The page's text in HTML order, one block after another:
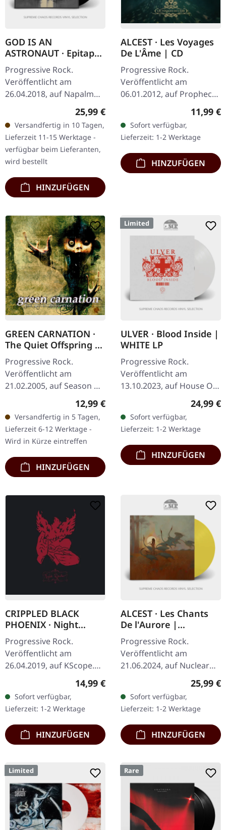
GOD IS AN
ASTRONAUT · Epitaph
| BLACK LP
Progressive Rock.
Veröffentlicht am
26.04.2018, auf Napalm
Records. Schwarzes Vinyl
im Gatefold-Cover. 180g-
Vinyl. God Is An Astronaut
überraschen…
Regulärer Preis:
25,99 €
Versandfertig in 10 Tagen,
Lieferzeit 11-15 Werktage -
verfügbar beim Lieferanten,
wird bestellt
HINZUFÜGEN
ALCEST · Les Voyages
De L'Âme | CD
Progressive Rock.
Veröffentlicht am
06.01.2012, auf Prophecy
Productions. CD im
Jewelcase. Das Album "Les
Voyages De L'âme" von
Alcest ist eine…
11,99 €
Sofort verfügbar,
Lieferzeit: 1-2 Werktage
HINZUFÜGEN
GREEN CARNATION ·
The Quiet Offspring |
CD
Progressive Rock.
Veröffentlicht am
21.02.2005, auf Season Of
Mist. CD im Jewelcase.
"The Quiet Offspring"
bietet eine fesselnde
Mischung aus…
Regulärer Preis:
12,99 €
Versandfertig in 5 Tagen,
Lieferzeit 6-12 Werktage -
Wird in Kürze eintreffen
HINZUFÜGEN
Limited
ULVER · Blood Inside |
WHITE LP
Progressive Rock.
Veröffentlicht am
13.10.2023, auf House Of
Mythology. Weißes Vinyl,
Veröffentlicht anlässlich
des 18-jährigen…
24,99 €
Sofort verfügbar,
Lieferzeit: 1-2 Werktage
HINZUFÜGEN
CRIPPLED BLACK
PHOENIX · Night
Raider | DIGIPAK CD
Progressive Rock.
Veröffentlicht am
26.04.2019, auf KScope.
CD im DigiPak. Crippled
Black Phoenix tauchen
aus den Schatten auf mit
„Night Raider",…
Regulärer Preis:
14,99 €
Sofort verfügbar,
Lieferzeit: 1-2 Werktage
HINZUFÜGEN
ALCEST · Les Chants
De l'Aurore |
TRANSPARENT
YELLOW LP
Progressive Rock.
Veröffentlicht am
21.06.2024, auf Nuclear
Transparent-gelbes Vinyl.
Auf "Les Chants De
L'Aurore" verbindet
Alcest…
25,99 €
Sofort verfügbar,
Lieferzeit: 1-2 Werktage
HINZUFÜGEN
Limited Rare